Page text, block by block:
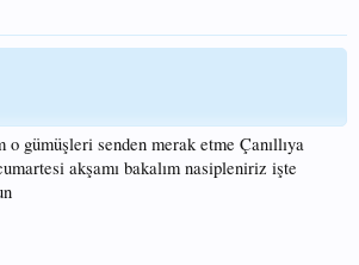
o gümüşleri senden merak etme Çanıllıya
akşamı bakalım nasipleniriz işte